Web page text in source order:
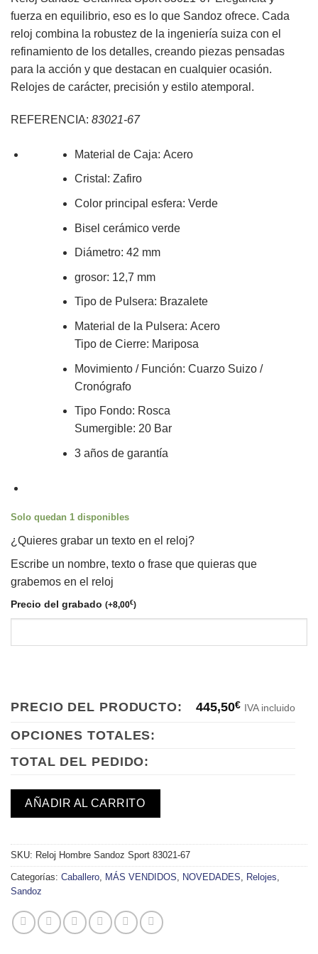
original
era:
495,00€.
actual
es:
445,50€.
fuerza en equilibrio, eso es lo que Sandoz ofrece. Cada
reloj combina la robustez de la ingeniería suiza con el
refinamiento de los detalles, creando piezas pensadas
para la acción y que destacan en cualquier ocasión.
Relojes de carácter, precisión y estilo atemporal.
REFERENCIA: 83021-67
Material de Caja: Acero
Cristal: Zafiro
Color principal esfera: Verde
Bisel cerámico verde
Diámetro: 42 mm
grosor: 12,7 mm
Tipo de Pulsera: Brazalete
Material de la Pulsera: Acero
Tipo de Cierre: Mariposa
Movimiento / Función: Cuarzo Suizo /
Cronógrafo
Tipo Fondo: Rosca
Sumergible: 20 Bar
3 años de garantía
Solo quedan 1 disponibles
¿Quieres grabar un texto en el reloj?
Escribe un nombre, texto o frase que quieras que
grabemos en el reloj
Precio del grabado (+8,00€)
PRECIO DEL PRODUCTO: 445,50€ IVA incluido
OPCIONES TOTALES:
TOTAL DEL PEDIDO:
AÑADIR AL CARRITO
SKU: Reloj Hombre Sandoz Sport 83021-67
Categorías: Caballero MÁS VENDIDOS NOVEDADES Relojes
Sandoz